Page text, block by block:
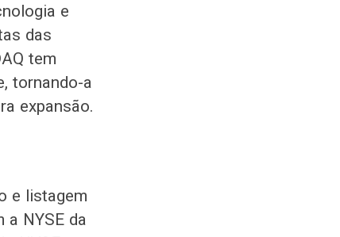
e
das
tem
tornando-a
expansão.
e listagem
NYSE da